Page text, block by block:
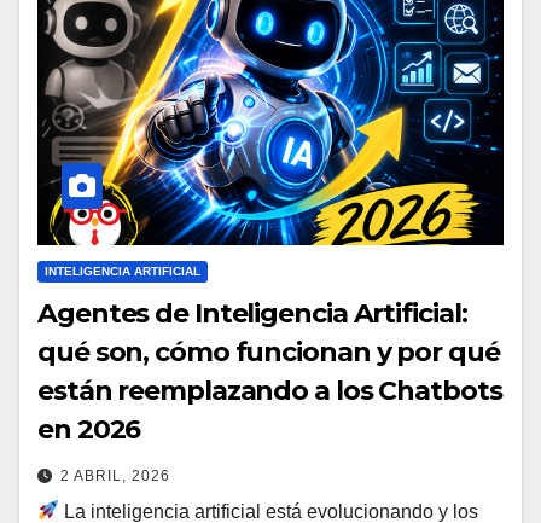
INTELIGENCIA ARTIFICIAL
Agentes de Inteligencia Artificial:
qué son, cómo funcionan y por qué
están reemplazando a los Chatbots
en 2026
2 ABRIL, 2026
La inteligencia artificial está evolucionando y los